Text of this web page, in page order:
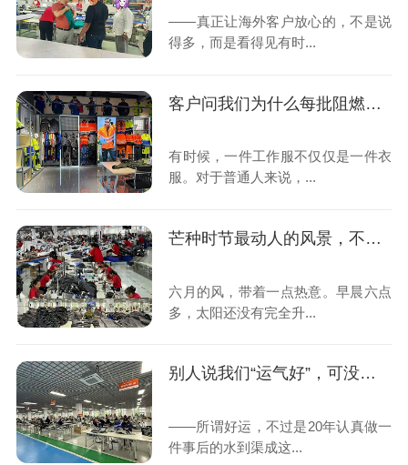
——真正让海外客户放心的，不是说
得多，而是看得见有时...
客户问我们为什么每批阻燃面料都要自己烧一遍？
有时候，一件工作服不仅仅是一件衣
服。对于普通人来说，...
芒种时节最动人的风景，不在田野里，而在我们热火朝天的车间里
六月的风，带着一点热意。早晨六点
多，太阳还没有完全升...
别人说我们“运气好”，可没人看见车间灯亮到深夜的样子
——所谓好运，不过是20年认真做一
件事后的水到渠成这...